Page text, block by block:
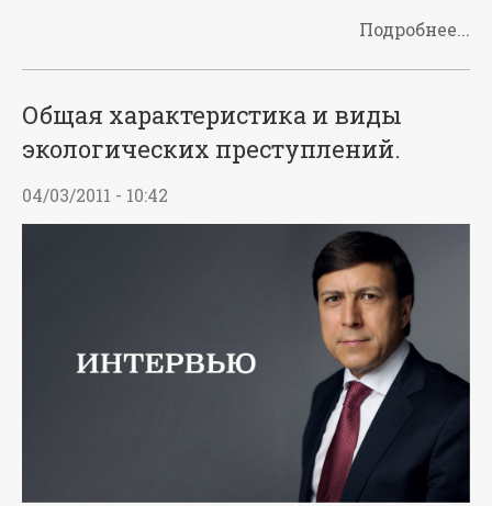
Подробнее...
Общая характеристика и виды
экологических преступлений.
04/03/2011 - 10:42